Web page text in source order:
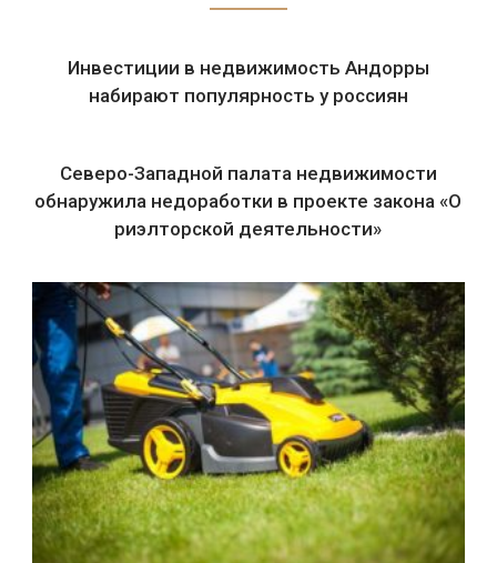
Инвестиции в недвижимость Андорры
набирают популярность у россиян
Северо-Западной палата недвижимости
обнаружила недоработки в проекте закона «О
риэлторской деятельности»